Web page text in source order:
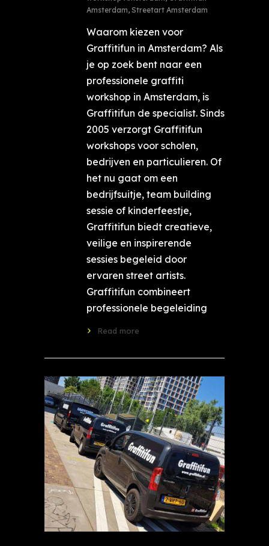
Amsterdam, Streetart Amsterdam
Waarom kiezen voor
Graffitifun in Amsterdam? Als
je op zoek bent naar een
professionele graffiti
workshop in Amsterdam, is
Graffitifun de specialist. Sinds
2005 verzorgt Graffitifun
workshops voor scholen,
bedrijven en particulieren. Of
het nu gaat om een
bedrijfsuitje, team building
sessie of kinderfeestje,
Graffitifun biedt creatieve,
veilige en inspirerende
sessies begeleid door
ervaren street artists.
Graffitifun combineert
professionele begeleiding
Read more